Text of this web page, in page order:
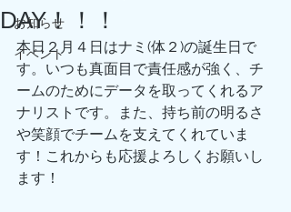
お知らせ
イベント
DAY！！！
本日２月４日はナミ(体２)の誕生日で
す。いつも真面目で責任感が強く、チ
ームのためにデータを取ってくれるア
ナリストです。また、持ち前の明るさ
や笑顔でチームを支えてくれていま
す！これからも応援よろしくお願いし
ます！